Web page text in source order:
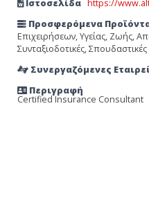
Ιστοσελίδα https://
Προσφερόμενα
Επιχειρήσεων, Υγείας, Ζωής,
Συνταξιοδοτικές, Σπουδαστικές
Συνεργαζόμενες
Περιγραφή
Certified Insurance Consultant